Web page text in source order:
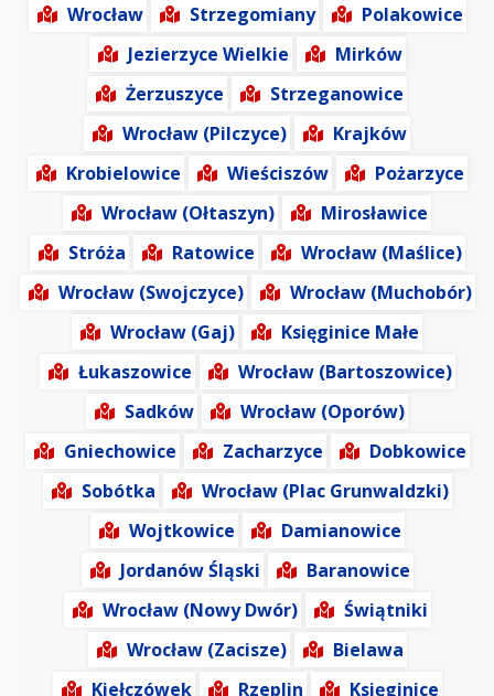
Wrocław
Strzegomiany
Polakowice
Jezierzyce Wielkie
Mirków
Żerzuszyce
Strzeganowice
Wrocław (Pilczyce)
Krajków
Krobielowice
Wieściszów
Pożarzyce
Wrocław (Ołtaszyn)
Mirosławice
Stróża
Ratowice
Wrocław (Maślice)
Wrocław (Swojczyce)
Wrocław (Muchobór)
Wrocław (Gaj)
Księginice Małe
Łukaszowice
Wrocław (Bartoszowice)
Sadków
Wrocław (Oporów)
Gniechowice
Zacharzyce
Dobkowice
Sobótka
Wrocław (Plac Grunwaldzki)
Wojtkowice
Damianowice
Jordanów Śląski
Baranowice
Wrocław (Nowy Dwór)
Świątniki
Wrocław (Zacisze)
Bielawa
Kiełczówek
Rzeplin Księginice